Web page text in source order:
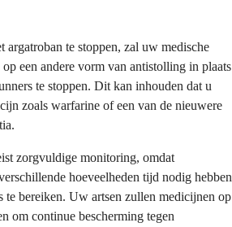
argatroban te stoppen, zal uw medische
op een andere vorm van antistolling in plaats
te stoppen. Dit kan inhouden dat u
zoals warfarine of een van de nieuwere
zorgvuldige monitoring, omdat
hoeveelheden tijd nodig hebben
te bereiken. Uw artsen zullen medicijnen op
om continue bescherming tegen